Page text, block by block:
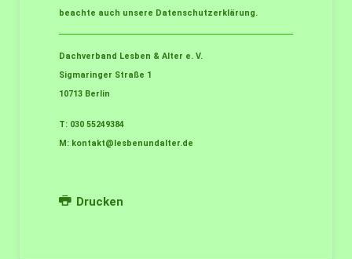
beachte auch unsere Datenschutzerklärung.
Dachverband Lesben & Alter e. V.
Sigmaringer Straße 1
10713 Berlin
T: 030 55249384
M: kontakt@lesbenundalter.de
Drucken